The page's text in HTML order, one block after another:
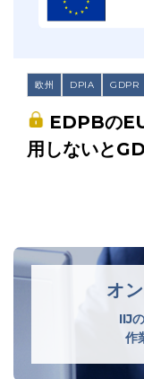
欧州 DPIA GDPR
EDPBの
用しないと
オ
IIJ
作